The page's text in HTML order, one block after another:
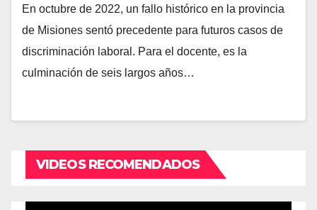
En octubre de 2022, un fallo histórico en la provincia
de Misiones sentó precedente para futuros casos de
discriminación laboral. Para el docente, es la
culminación de seis largos años…
VIDEOS RECOMENDADOS